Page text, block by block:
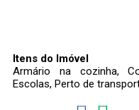
Itens do Imóvel
Armário na cozinha,
Escolas, Perto de